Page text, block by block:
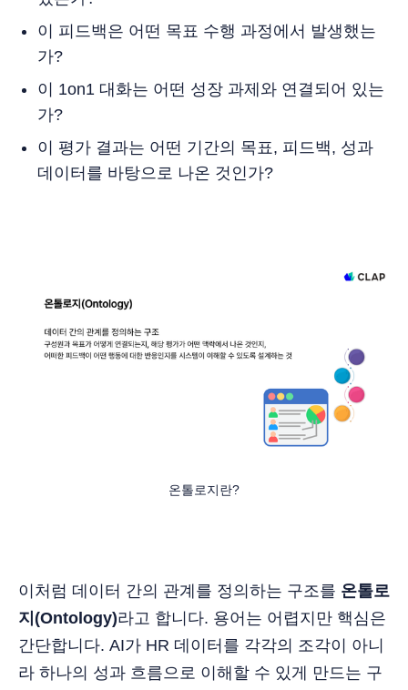
이 피드백은 어떤 목표 수행 과정에서 발생했는
가?
이 1on1 대화는 어떤 성장 과제와 연결되어 있는
가?
이 평가 결과는 어떤 기간의 목표, 피드백, 성과
데이터를 바탕으로 나온 것인가?
온톨로지란?
이처럼 데이터 간의 관계를 정의하는 구조를 온톨로
지(Ontology)라고 합니다. 용어는 어렵지만 핵심은
간단합니다. AI가 HR 데이터를 각각의 조각이 아니
라 하나의 성과 흐름으로 이해할 수 있게 만드는 구